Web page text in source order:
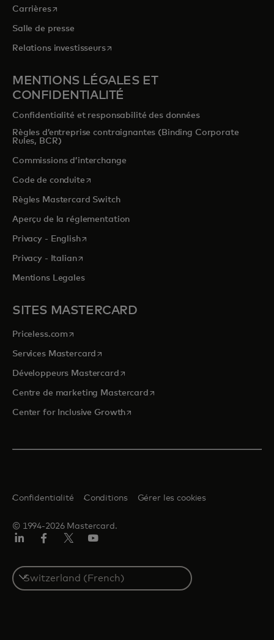
Carrièress’ouvre dans un nouvel onglet
Salle de presse
Relations investisseurss’ouvre dans un nouvel onglet
MENTIONS LÉGALES ET
CONFIDENTIALITÉ
Confidentialité et responsabilité des données
Règles d’entreprise contraignantes (Binding Corporate
Rules, BCR)
Commissions d’interchange
Code de conduites’ouvre dans un nouvel onglet
Règles Mastercard Switch
Aperçu de la réglementation
Privacy - Englishs’ouvre dans un nouvel onglet
Privacy - Italians’ouvre dans un nouvel onglet
Mentions Legales
SITES MASTERCARD
Priceless.com s’ouvre dans un nouvel onglet
Services Mastercard s’ouvre dans un nouvel onglet
Développeurs Mastercards’ouvre dans un nouvel onglet
Centre de marketing Mastercards’ouvre dans un nouvel onglet
Center for Inclusive Growths’ouvre dans un nouvel onglet
© 1994-2026 Mastercard.
Confidentialité Conditions Gérer les cookies
Select
a
country